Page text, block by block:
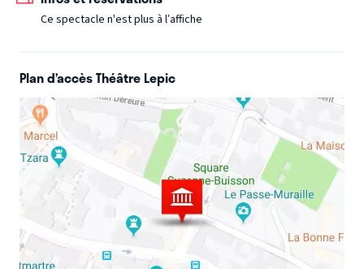
Ce spectacle n'est plus à l’affiche
Plan d’accès Théâtre Lepic